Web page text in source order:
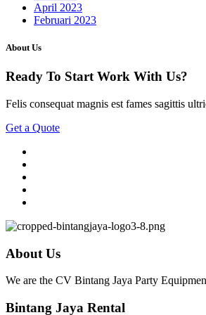
April 2023
Februari 2023
About Us
Ready To StartWork With Us?
Felis consequat magnis est fames sagittis
Get a Quote
About Us
We are the CV Bintang Jaya Party
Bintang Jaya Rental